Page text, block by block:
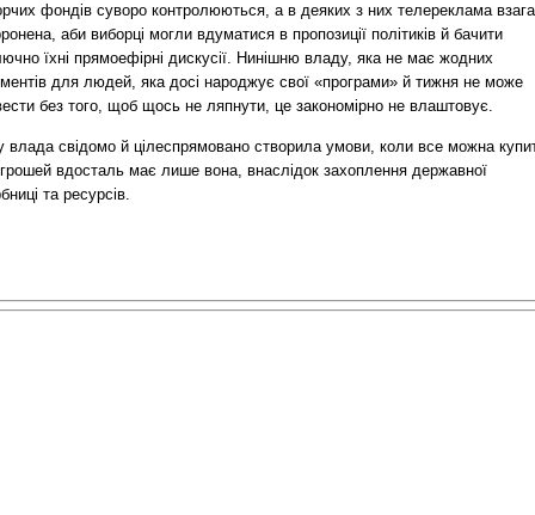
фондів суворо контролюються, а в деяких з них телереклама
аби виборці могли вдуматися в пропозиції політиків й бачити
їхні прямоефірні дискусії. Нинішню владу, яка не має жодних
для людей, яка досі народжує свої «програми» й тижня не може
без того, щоб щось не ляпнути, це закономірно не влаштовує.
влада свідомо й цілеспрямовано створила умови, коли все можна
вдосталь має лише вона, внаслідок захоплення державної
та ресурсів.